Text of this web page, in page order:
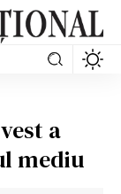
a
mediu